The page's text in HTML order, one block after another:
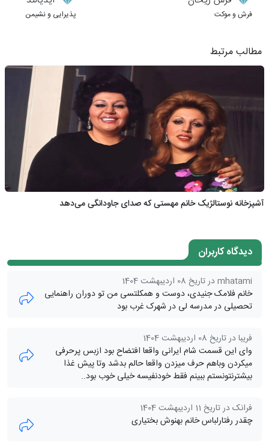
فرش و موکت پذیرایی و نشیمن
مطالب مرتبط
آشپزخانه نوستالژیک خانم مهستی که صدای جاودانگی می‌دهد
دیدگاه کاربران
mhatami در تاریخ 08 اردیبهشت 1404
خانم فلامک جنیدی، دوست و همکلتسی من تو دوران راهنمایی
تحصیلی در مدرسه لی در شهرک غرب بود
فریبا در تاریخ 08 اردیبهشت 1404
وای این قسمت شام ایرانی واقعا افتضاح بود ازبس پرحرفی
میکردن وباهم حرف میزدن واقعا حالم بدشد وتا پیش غذا
بیشترنتونستم ببینم فقط خودنفیسه خیلی خوب بود..
فرانک در تاریخ 11 اردیبهشت 1404
چقدر رفتارلباس خانم بهنوش بختیاری